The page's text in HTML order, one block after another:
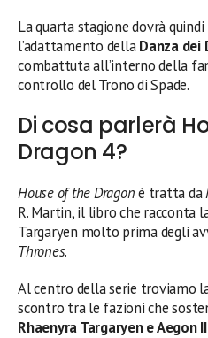
La quarta stagione dovrà
l’adattamento dellaDanza dei
combattuta all’interno della
controllo del Trono di Spade.
Di cosa parlerà
Dragon 4?
House of the Dragonè tratta da
R. Martin, il libro che racconta
Targaryen molto prima degli
Thrones.
Al centro della serie troviamo
scontro tra le fazioni che
Rhaenyra Targaryen e Aegon